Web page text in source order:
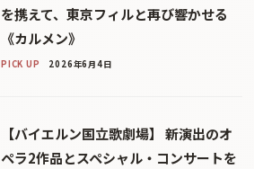
を携えて、東京フィルと再び響かせる
《カルメン》
PICK UP 2026年6月4日
【バイエルン国立歌劇場】 新演出のオ
ペラ2作品とスペシャル・コンサートを